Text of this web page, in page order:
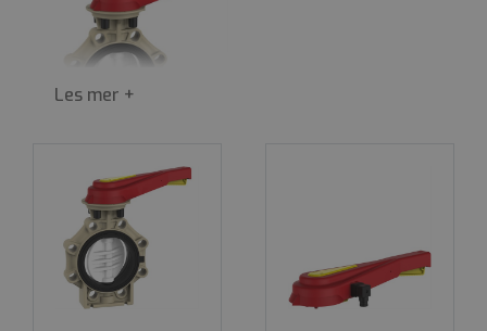
Spjeldventiler egner seg i en rekke applikasjoner
fra korrosive miljøer i industrien til enkle
vannapplikasjoner.
fremst som på- og avstengingsventiler. Vi kan
levere manuelle ventiler og ventiler med elektrisk